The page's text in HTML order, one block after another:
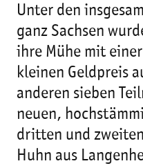
Unter den
ganz Sachsen
ihre Mühe mit
kleinen Geldpreis
anderen sieben
neuen,
dritten und
Huhn aus